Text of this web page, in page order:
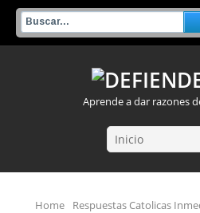
Aprende a dar razones
Home
Respuestas Catolicas